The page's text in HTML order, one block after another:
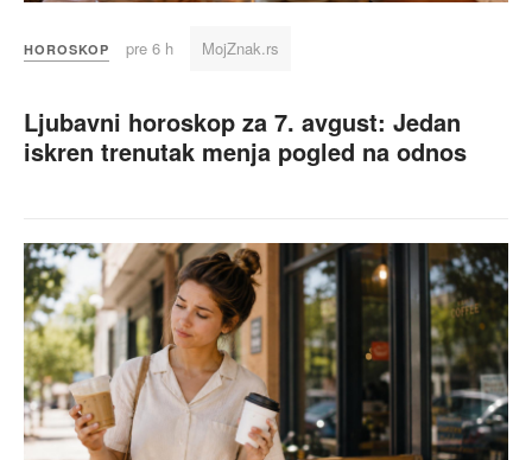
HOROSKOP pre 6 h MojZnak.rs
Ljubavni horoskop za 7. avgust: Jedan
iskren trenutak menja pogled na odnos